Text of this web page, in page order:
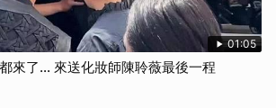
01:05
來了... 來送化妝師陳聆薇最後一程